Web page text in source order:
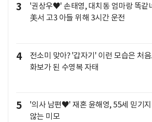
3
'권상우♥' 손태영, 대치동 엄마랑 똑같
美서 고3 아들 위해 3시간 운전
4
전소미 맞아? '갑자기' 이런 모습은 처음
화보가 된 수영복 자태
5
'의사 남편♥' 재혼 윤해영, 55세 믿기지
않는 미모